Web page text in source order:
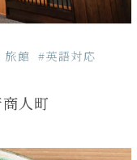
旅館 #英語対応
人町